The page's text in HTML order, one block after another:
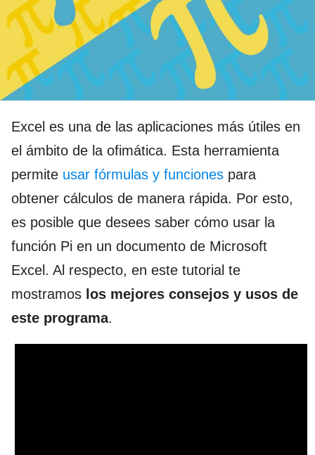
Excel es una de las aplicaciones más útiles en
el ámbito de la ofimática. Esta herramienta
permite usar fórmulas y funciones para
obtener cálculos de manera rápida. Por esto,
es posible que desees saber cómo usar la
función Pi en un documento de Microsoft
Excel. Al respecto, en este tutorial te
mostramos los mejores consejos y usos de
este programa.